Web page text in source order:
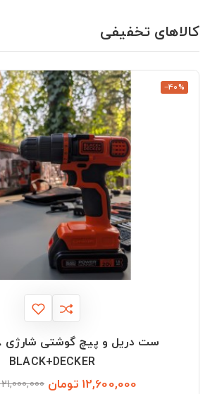
کالاهای تخفیفی
‎−40%
BLACK+DECKER
12,600,000 تومان 21,000,000 تومان